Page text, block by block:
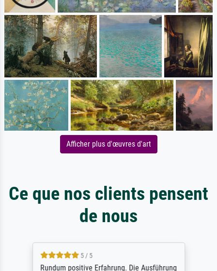
Afficher plus d'œuvres d'art
Ce que nos clients pensent
de nous
5 / 5
Rundum positive Erfahrung. Die Ausführung